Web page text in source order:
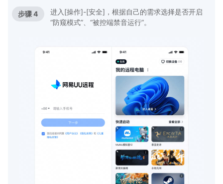
步骤 4
进入[操作]-[安全]，根据自己的需求选择是否开启
“防窥模式”、“被控端禁音运行”。